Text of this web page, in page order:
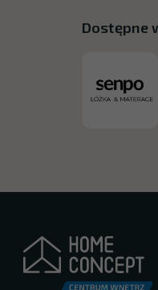
Dostępne